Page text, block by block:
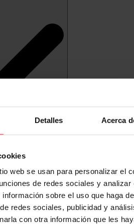
Detalles Acerca
web se usan para personalizar el
de redes sociales y analizar
sobre el uso que haga
redes sociales, publicidad y
con otra información que les